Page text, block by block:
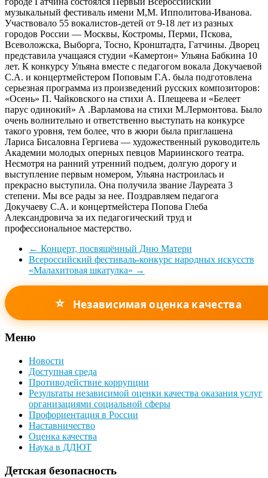
музыкальный фестиваль имени М,М. Ипполитова-Иванова.
Участвовало 55 вокалистов-детей от 9-18 лет из разных
городов России — Москвы, Костромы, Перми, Пскова,
Всеволожска, Выборга, Тосно, Кронштадта, Гатчины. Дворец
представила учащаяся студии «Камертон» Ульяна Бабкина 10
лет. К конкурсу Ульяна вместе с педагогом вокала Докучаевой
С.А. и концертмейстером Поповым Г.А. была подготовлена
серьезная программа из произведений русских композиторов:
«Осень» П. Чайковского на стихи А. Плещеева и «Белеет
парус одинокий» А .Варламова на стихи М.Лермонтова. Было
очень волнительно и ответственно выступать на конкурсе
такого уровня, тем более, что в жюри была приглашена
Лариса Бисаловна Гергиева — художественный руководитель
Академии молодых оперных певцов Мариинского театра.
Несмотря на ранний утренний подъем, долгую дорогу и
выступление первым номером, Ульяна настроилась и
прекрасно выступила. Она получила звание Лауреата 3
степени. Мы все рады за нее. Поздравляем педагога
Докучаеву С.А. и концертмейстера Попова Глеба
Александровича за их педагогический труд и
профессиональное мастерство.
← Концерт, посвящённый Дню Матери
Всероссийский фестиваль-конкурс народных искусств
«Малахитовая шкатулка» →
⭐ Независимая оценка качества
Меню
Новости
Доступная среда
Противодействие коррупции
Результаты независимой оценки качества оказания услуг
организациями социальной сферы
Профориентация в России
Наставничество
Оценка качества
Наука в ДДЮТ
Детская безопасность